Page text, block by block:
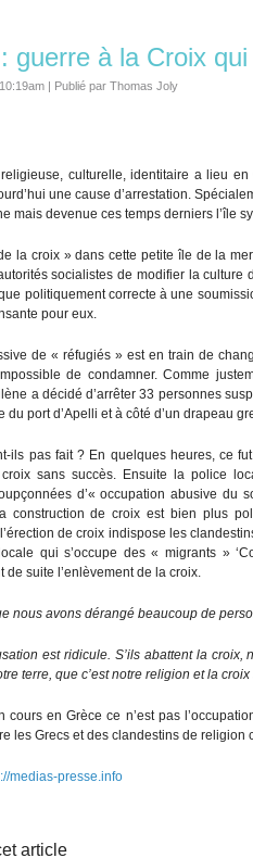
guerre à la Croix
| Publié par Thomas Joly
culturelle, identitaire a lieu
une cause d’arrestation.
mais devenue ces temps derniers l’île
la croix » dans cette petite île de la
socialistes de modifier la culture
politiquement correcte à une
pour eux.
de « réfugiés » est en train de
de condamner. Comme
a décidé d’arrêter 33 personnes
du port d’Apelli et à côté d’un drapeau
ils pas fait ? En quelques heures, ce
croix sans succès. Ensuite la police
d’« occupation abusive du
construction de croix est bien plus
de croix indispose les
locale qui s’occupe des « migrants »
de suite l’enlèvement de la croix.
nous avons dérangé beaucoup de
est ridicule. S’ils abattent la
terre, que c’est notre religion et la
cours en Grèce ce n’est pas
les Grecs et des clandestins de
medias-presse.info
article